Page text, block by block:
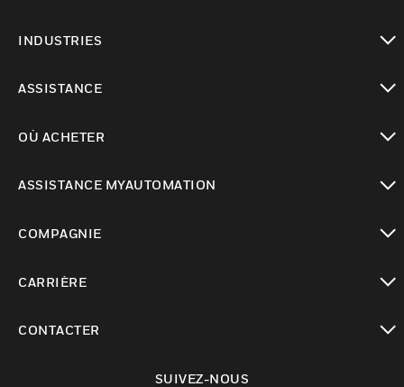
INDUSTRIES
ASSISTANCE
OÙ ACHETER
ASSISTANCE MYAUTOMATION
COMPAGNIE
CARRIÈRE
CONTACTER
SUIVEZ-NOUS